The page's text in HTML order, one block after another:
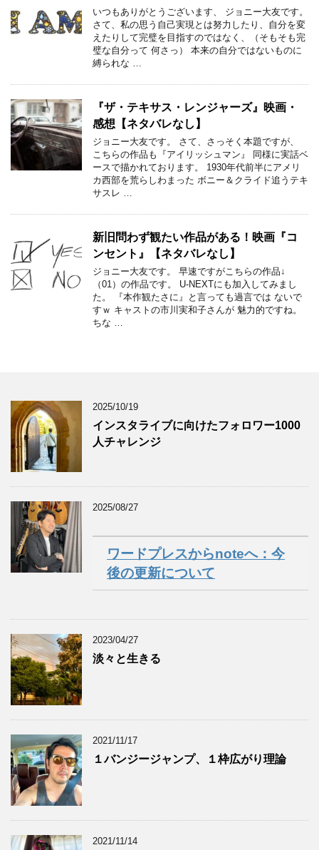
いつもありがとうございます、 ジョニー大友です。
さて、私の思う自己実現とは努力したり、自分を変
えたりして完璧を目指すのではなく、（そもそも完
璧な自分って 何さっ） 本来の自分ではないものに
縛られな …
『ザ・テキサス・レンジャーズ』映画・
感想【ネタバレなし】
ジョニー大友です。 さて、さっそく本題ですが、
こちらの作品も『アイリッシュマン』 同様に実話ベ
ースで描かれております。 1930年代前半にアメリ
カ西部を荒らしわまった ボニー＆クライド追うテキ
サスレ …
新旧問わず観たい作品がある！映画『コ
ンセント』【ネタバレなし】
ジョニー大友です。 早速ですがこちらの作品↓
（01）の作品です。 U-NEXTにも加入してみまし
た。 『本作観たさに』と言っても過言では ないで
すｗ キャストの市川実和子さんが 魅力的ですね。
ちな …
2025/10/19
インスタライブに向けたフォロワー1000
人チャレンジ
2025/08/27
ワードプレスからnoteへ：今
後の更新について
2023/04/27
淡々と生きる
2021/11/17
１バンジージャンプ、１枠広がり理論
2021/11/14